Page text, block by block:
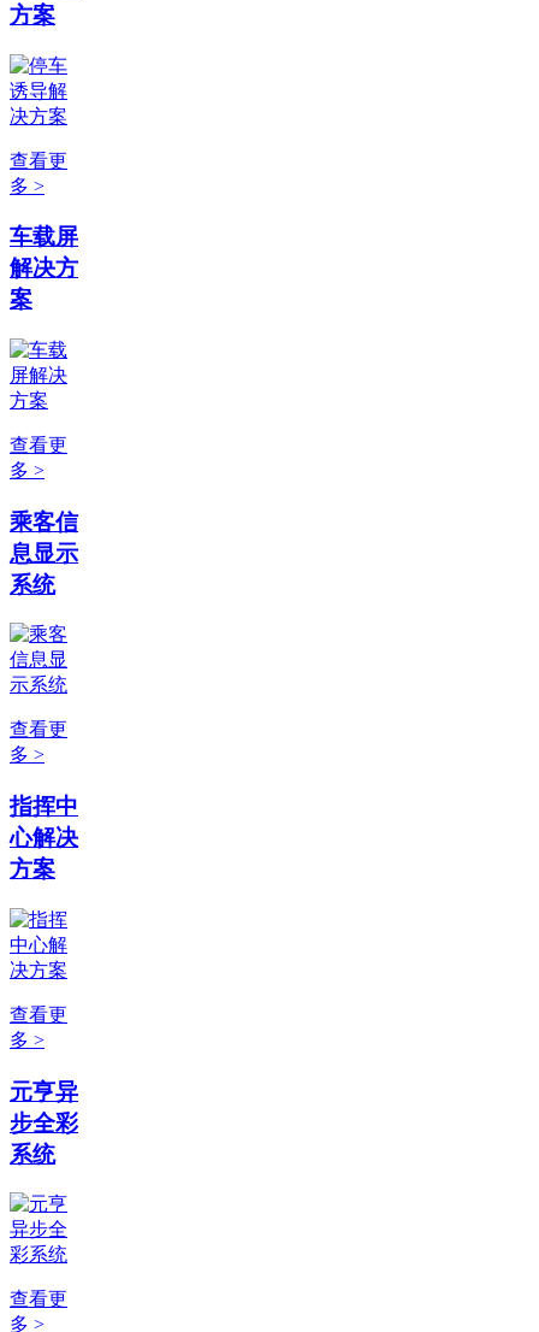
方案
查看更
多 >
车载屏
解决方
案
查看更
多 >
乘客信
息显示
系统
查看更
多 >
指挥中
心解决
方案
查看更
多 >
元亨异
步全彩
系统
查看更
多 >